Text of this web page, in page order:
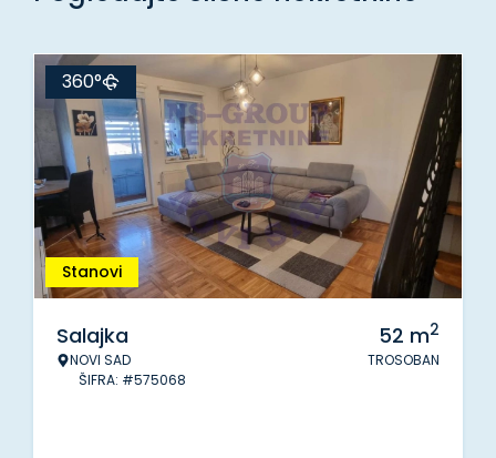
Stanovi
360°
Salajka
NOVI SAD
ŠIFRA: #575068
52 m2
TROSOBAN